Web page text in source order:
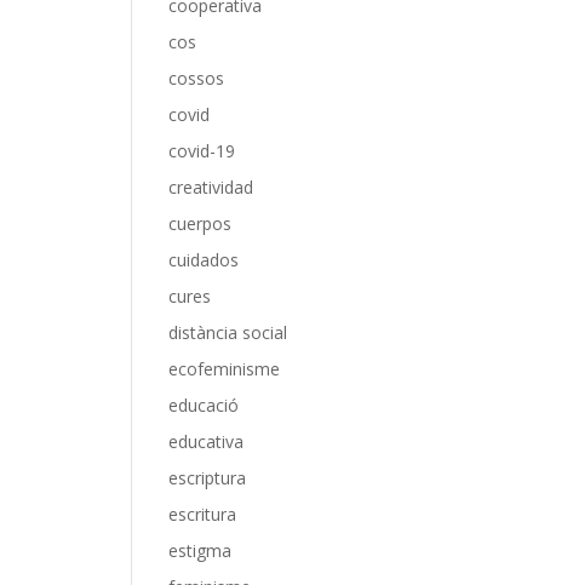
cooperativa
cos
cossos
covid
covid-19
creatividad
cuerpos
cuidados
cures
distància social
ecofeminisme
educació
educativa
escriptura
escritura
estigma